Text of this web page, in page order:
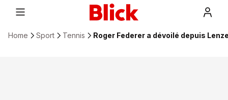
Home Sport Tennis Roger Federer a dévoilé depuis